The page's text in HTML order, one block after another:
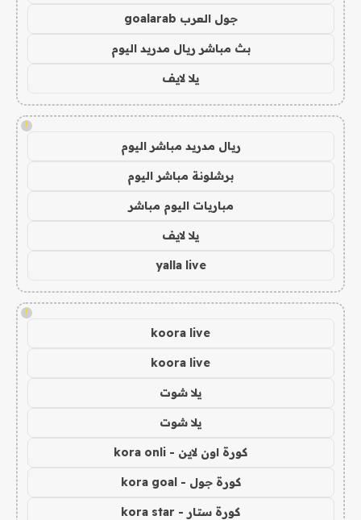
جول العرب goalarab
بث مباشر ريال مدريد اليوم
يلا لايف
!
ريال مدريد مباشر اليوم
برشلونة مباشر اليوم
مباريات اليوم مباشر
يلا لايف
yalla live
!
koora live
koora live
يلا شوت
يلا شوت
كورة اون لاين - kora onli
كورة جول - kora goal
كورة ستار - kora star